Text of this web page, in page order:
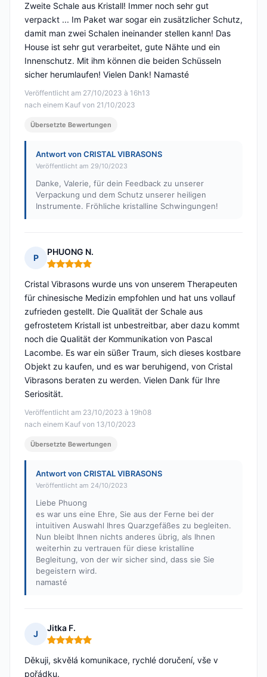
Veröffentlicht am 27/10/2023 à 16h13
nach einem Kauf von 21/10/2023
Zweite Schale aus Kristall! Immer noch sehr gut
verpackt ... Im Paket war sogar ein zusätzlicher Schutz,
damit man zwei Schalen ineinander stellen kann! Das
House ist sehr gut verarbeitet, gute Nähte und ein
Innenschutz. Mit ihm können die beiden Schüsseln
sicher herumlaufen! Vielen Dank! Namasté
Übersetzte Bewertungen
Antwort von CRISTAL VIBRASONS
Veröffentlicht am 29/10/2023
Danke, Valerie, für dein Feedback zu unserer
Verpackung und dem Schutz unserer heiligen
Instrumente. Fröhliche kristalline Schwingungen!
P
PHUONG N.
Hinweis: 5 von 5
Veröffentlicht am 23/10/2023 à 19h08
nach einem Kauf von 13/10/2023
Cristal Vibrasons wurde uns von unserem Therapeuten
für chinesische Medizin empfohlen und hat uns vollauf
zufrieden gestellt. Die Qualität der Schale aus
gefrostetem Kristall ist unbestreitbar, aber dazu kommt
noch die Qualität der Kommunikation von Pascal
Lacombe. Es war ein süßer Traum, sich dieses kostbare
Objekt zu kaufen, und es war beruhigend, von Cristal
Vibrasons beraten zu werden. Vielen Dank für Ihre
Seriosität.
Übersetzte Bewertungen
Antwort von CRISTAL VIBRASONS
Veröffentlicht am 24/10/2023
Liebe Phuong
es war uns eine Ehre, Sie aus der Ferne bei der
intuitiven Auswahl Ihres Quarzgefäßes zu begleiten.
Nun bleibt Ihnen nichts anderes übrig, als Ihnen
weiterhin zu vertrauen für diese kristalline
Begleitung, von der wir sicher sind, dass sie Sie
begeistern wird.
namasté
J
Jitka F.
Hinweis: 5 von 5
Děkuji, skvělá komunikace, rychlé doručení, vše v
pořádku.